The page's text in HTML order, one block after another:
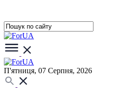
П'ятниця, 07 Серпня, 2026